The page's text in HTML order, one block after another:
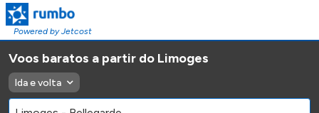
Powered by Jetcost
Voos baratos a partir do Limoges
Ida e volta